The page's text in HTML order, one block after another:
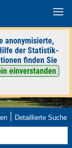
anonymisierte,
der Statistik-
finden Sie
einverstanden
| Detaillierte Suche